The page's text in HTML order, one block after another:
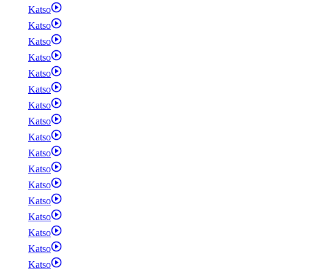
Katso
Katso
Katso
Katso
Katso
Katso
Katso
Katso
Katso
Katso
Katso
Katso
Katso
Katso
Katso
Katso
Katso